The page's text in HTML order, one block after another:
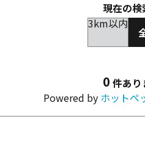
現在の検
3km以内
0 件あり
Powered by ホットペ